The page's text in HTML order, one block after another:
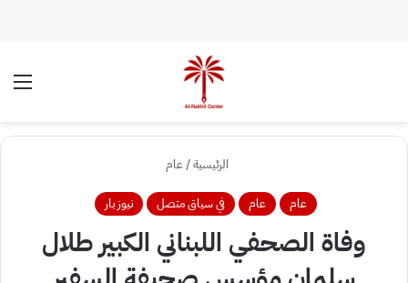
الرئيسية/عام
عام عام في سياق متصل نيوز بار
وفاة الصحفي اللبناني الكبير طلال